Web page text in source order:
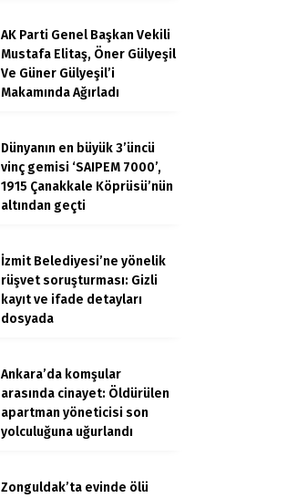
AK Parti Genel Başkan Vekili
Mustafa Elitaş, Öner Gülyeşil
Ve Güner Gülyeşil’i
Makamında Ağırladı
Dünyanın en büyük 3’üncü
vinç gemisi ‘SAIPEM 7000’,
1915 Çanakkale Köprüsü’nün
altından geçti
İzmit Belediyesi’ne yönelik
rüşvet soruşturması: Gizli
kayıt ve ifade detayları
dosyada
Ankara’da komşular
arasında cinayet: Öldürülen
apartman yöneticisi son
yolculuğuna uğurlandı
Zonguldak’ta evinde ölü